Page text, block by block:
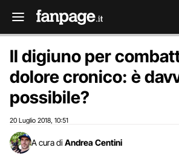
Il digiuno per
dolore cronico: è
possibile?
20 Luglio 2018 10:51
A cura di Andrea Centini